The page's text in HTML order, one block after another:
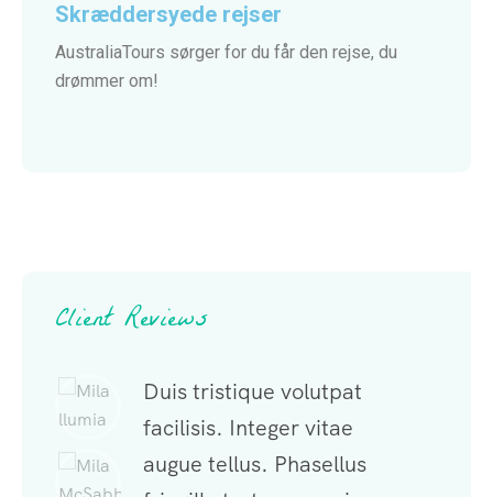
Skræddersyede rejser
AustraliaTours sørger for du får den rejse, du
drømmer om!
Client Reviews
volutpat
vitae
Phasellus
Duis tristique volutpat
facilisis. Integer vitae
augue tellus. Phasellus